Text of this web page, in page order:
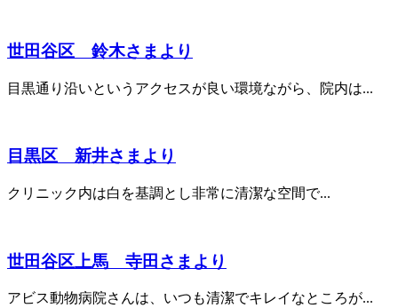
世田谷区 鈴木さまより
目黒通り沿いというアクセスが良い環境ながら、院内は...
目黒区 新井さまより
クリニック内は白を基調とし非常に清潔な空間で...
世田谷区上馬 寺田さまより
アビス動物病院さんは、いつも清潔でキレイなところが...